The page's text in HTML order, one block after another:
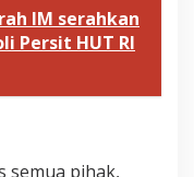
IM serahkan
Persit HUT RI
semua pihak,